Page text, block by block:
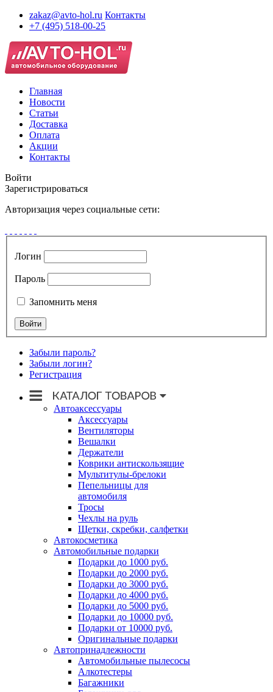
zakaz@avto-hol.ru Контакты
+7 (495) 518-00-25
Главная
Новости
Статьи
Доставка
Оплата
Акции
Контакты
Войти
Зарегистрироваться
Авторизация через социальные сети:
Логин
Пароль
Запомнить меня
Забыли пароль?
Забыли логин?
Регистрация
Автоаксессуары
Аксессуары
Вентиляторы
Вешалки
Держатели
Коврики антискользящие
Мультитулы-брелоки
Пепельницы для
автомобиля
Тросы
Чехлы на руль
Щетки, скребки, салфетки
Автокосметика
Автомобильные подарки
Подарки до 1000 руб.
Подарки до 2000 руб.
Подарки до 3000 руб.
Подарки до 4000 руб.
Подарки до 5000 руб.
Подарки до 10000 руб.
Подарки от 10000 руб.
Оригинальные подарки
Автопринадлежности
Автомобильные пылесосы
Алкотестеры
Багажники